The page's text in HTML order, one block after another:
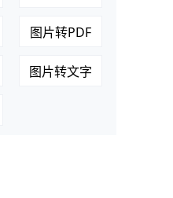
图片转PDF
图片转文字